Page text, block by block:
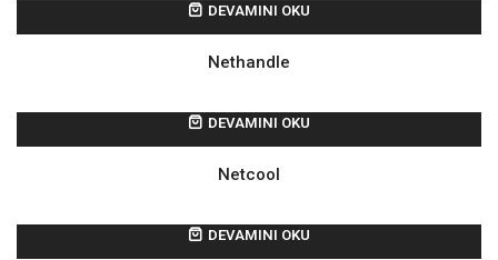
DEVAMINI OKU
Nethandle
DEVAMINI OKU
Netcool
DEVAMINI OKU